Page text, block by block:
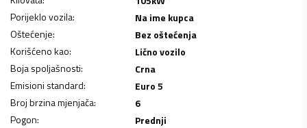
Porijeklo vozila:
Na ime kupca
Oštećenje:
Bez oštećenja
Korišćeno kao:
Lično vozilo
Boja spoljašnosti:
Crna
Emisioni standard:
Euro 5
Broj brzina mjenjača:
6
Pogon:
Prednji